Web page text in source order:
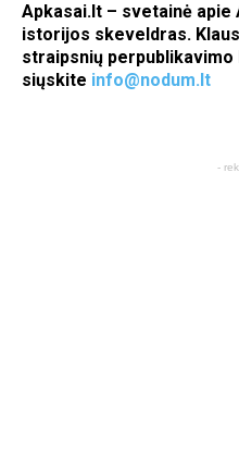
Apkasai.lt – svetainė
istorijos skeveldras.
straipsnių perpublikavimo
siųskite info@nodum.lt
-